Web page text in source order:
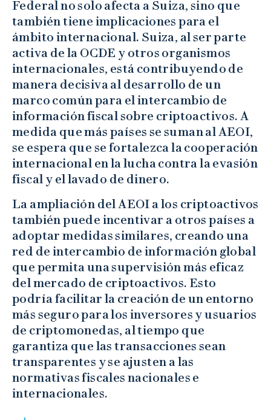
Federal no solo afecta a Suiza, sino que
también tiene implicaciones para el
ámbito internacional. Suiza, al ser parte
activa de la OCDE y otros organismos
internacionales, está contribuyendo de
manera decisiva al desarrollo de un
marco común para el intercambio de
información fiscal sobre criptoactivos. A
medida que más países se suman al AEOI,
se espera que se fortalezca la cooperación
internacional en la lucha contra la evasión
fiscal y el lavado de dinero.
La ampliación del AEOI a los criptoactivos
también puede incentivar a otros países a
adoptar medidas similares, creando una
red de intercambio de información global
que permita una supervisión más eficaz
del mercado de criptoactivos. Esto
podría facilitar la creación de un entorno
más seguro para los inversores y usuarios
de criptomonedas, al tiempo que
garantiza que las transacciones sean
transparentes y se ajusten a las
normativas fiscales nacionales e
internacionales.